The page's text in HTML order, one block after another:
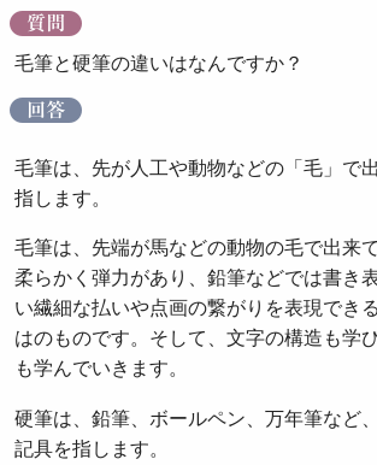
毛筆と硬筆の違いはなんですか？
毛筆は、先が人工や動物などの「毛」で
指します。
毛筆は、先端が馬などの動物の毛で出来
柔らかく弾力があり、鉛筆などでは書き
い繊細な払いや点画の繋がりを表現でき
はのものです。そして、文字の構造も学
も学んでいきます。
硬筆は、鉛筆、ボールペン、万年筆など
記具を指します。